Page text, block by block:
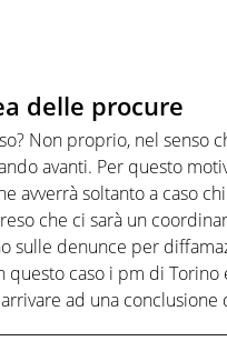
delle procure
Non proprio, nel senso
avanti. Per questo
avverrà soltanto a caso
che ci sarà un
sulle denunce per
questo caso i pm di
ad una conclusione